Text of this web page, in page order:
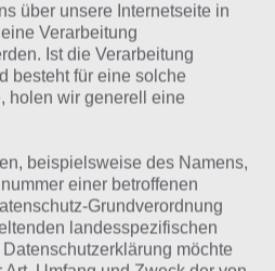
über unsere Internetseite in
Verarbeitung
Ist die Verarbeitung
besteht für eine solche
holen wir generell eine
beispielsweise des Namens,
einer betroffenen
Grundverordnung
landesspezifischen
möchte